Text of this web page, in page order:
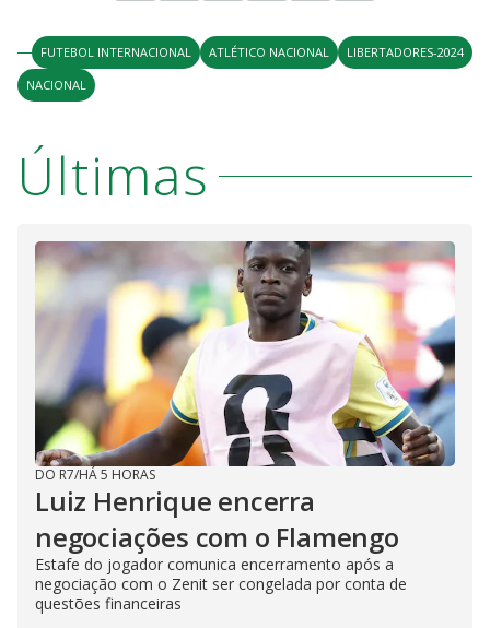
FUTEBOL INTERNACIONAL ATLÉTICO NACIONAL
LIBERTADORES-2024
NACIONAL
Últimas
DO R7/HÁ 5 HORAS
Luiz Henrique encerra
negociações com o Flamengo
Estafe do jogador comunica encerramento após a
negociação com o Zenit ser congelada por conta de
questões financeiras